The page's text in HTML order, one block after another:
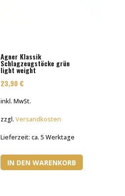
Agner Klassik
Schlagzeugstöcke grün
light weight
23,90 €
inkl. MwSt.
zzgl. Versandkosten
Lieferzeit: ca. 5 Werktage
IN DEN WARENKORB